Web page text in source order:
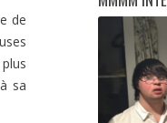
de
sa